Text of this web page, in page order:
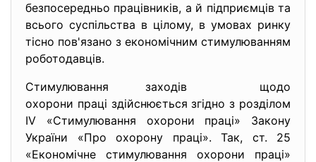
безпосередньо працівників, а й підприємців та
всього суспільства в цілому, в умовах ринку
тісно пов'язано з економічним стимулюванням
роботодавців.
Стимулювання заходів щодо
охорони праці здійснюється згідно з розділом
IV «Стимулювання охорони праці» Закону
України «Про охорону праці». Так, ст. 25
«Економічне стимулювання охорони праці»